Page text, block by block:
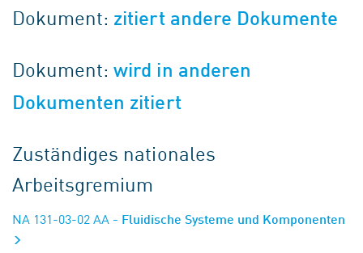
Dokument: zitiert andere Dokumente
Dokument:wird in anderen
Dokumenten zitiert
Zuständiges nationales
Arbeitsgremium
NA 131-03-02 AA - Fluidische Systeme und Komponenten